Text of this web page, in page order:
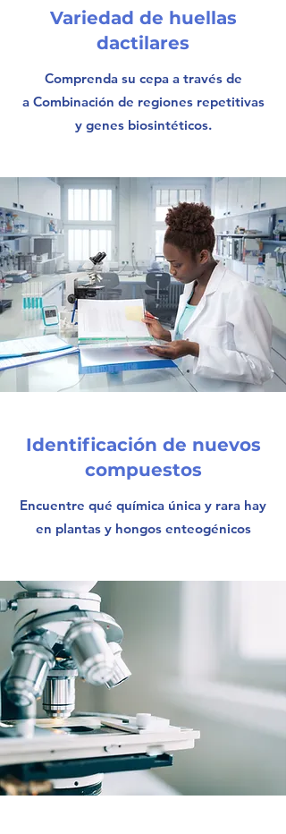
Variedad de huellas
dactilares
Comprenda su cepa a través de
a Combinación de regiones repetitivas
y genes biosintéticos.
Identificación de nuevos
compuestos
Encuentre qué química única y rara hay
en plantas y hongos enteogénicos